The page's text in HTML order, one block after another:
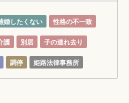
婚したくない 性格の不一致
護 別居 子の連れ去り
調停 姫路法律事務所